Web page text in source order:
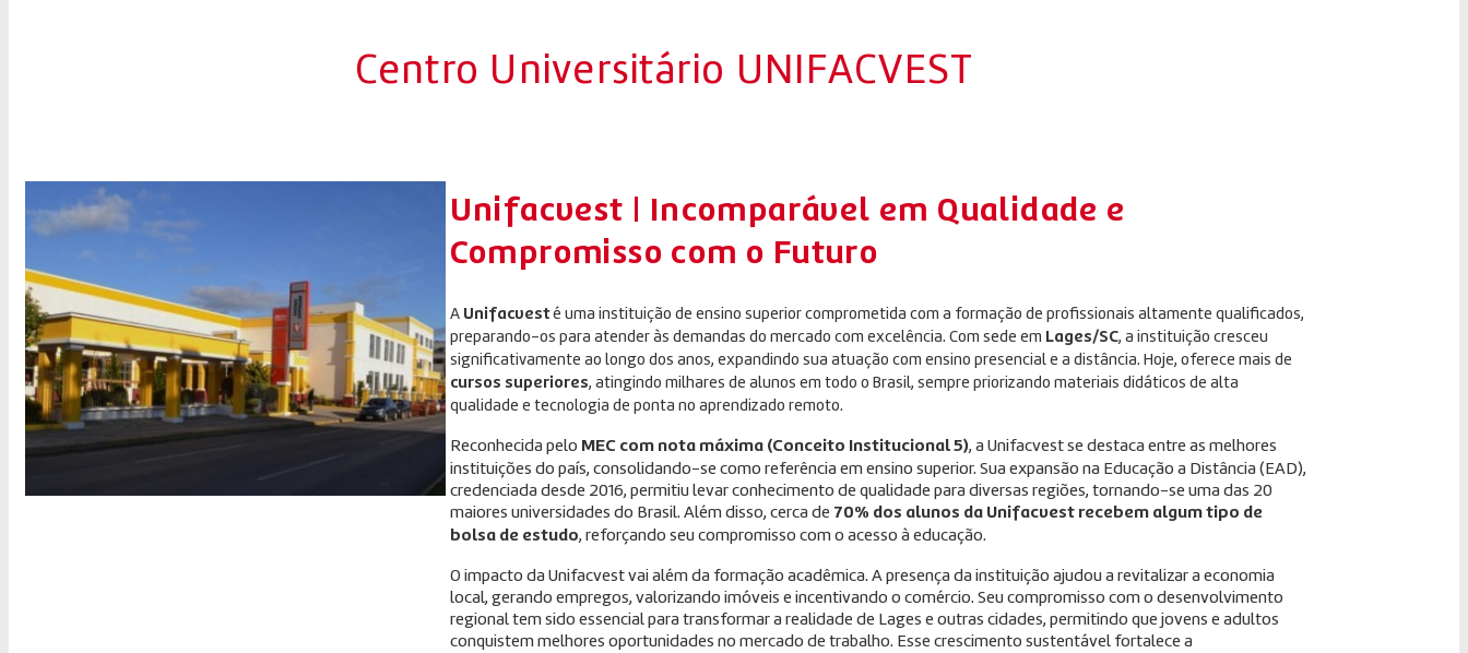
Centro Universitário UNIFACVEST
Unifacvest | Incomparável em Qualidade e
Compromisso com o Futuro
A Unifacvesté uma instituição de ensino superior comprometida com a formação de profissionais altamente qualificados,
preparando-os para atender às demandas do mercado com excelência. Com sede em Lages/SC, a instituição cresceu
significativamente ao longo dos anos, expandindo sua atuação com ensino presencial e a distância. Hoje, oferece mais de
cursos superiores, atingindo milhares de alunos em todo o Brasil, sempre priorizando materiais didáticos de alta
qualidade e tecnologia de ponta no aprendizado remoto.
Reconhecida pelo MEC com nota máxima (Conceito Institucional 5), a Unifacvest se destaca entre as melhores
instituições do país, consolidando-se como referência em ensino superior. Sua expansão na Educação a Distância (EAD),
credenciada desde 2016, permitiu levar conhecimento de qualidade para diversas regiões, tornando-se uma das 20
maiores universidades do Brasil. Além disso, cerca de 70% dos alunos da Unifacvest recebem algum tipo de
bolsa de estudo, reforçando seu compromisso com o acesso à educação.
O impacto da Unifacvest vai além da formação acadêmica. A presença da instituição ajudou a revitalizar a economia
local, gerando empregos, valorizando imóveis e incentivando o comércio. Seu compromisso com o desenvolvimento
regional tem sido essencial para transformar a realidade de Lages e outras cidades, permitindo que jovens e adultos
conquistem melhores oportunidades no mercado de trabalho. Esse crescimento sustentável fortalece a